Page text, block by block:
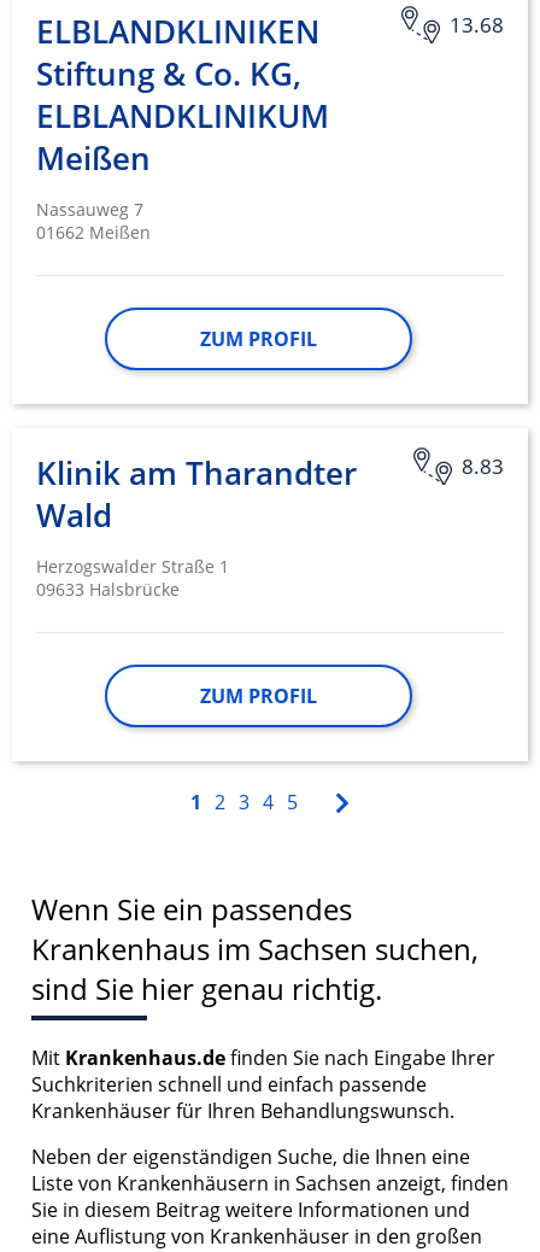
13.68
ELBLANDKLINIKEN
Stiftung & Co. KG,
ELBLANDKLINIKUM
Meißen
Nassauweg 7
01662 Meißen
ZUM PROFIL
8.83
Klinik am Tharandter
Wald
Herzogswalder Straße 1
09633 Halsbrücke
ZUM PROFIL
1 2 3 4 5
Wenn Sie ein passendes
Krankenhaus im Sachsen suchen,
sind Sie hier genau richtig.
Mit Krankenhaus.definden Sie nach Eingabe Ihrer
Suchkriterien schnell und einfach passende
Krankenhäuser für Ihren Behandlungswunsch.
Neben der eigenständigen Suche, die Ihnen eine
Liste von Krankenhäusern in Sachsen anzeigt, finden
Sie in diesem Beitrag weitere Informationen und
eine Auflistung von Krankenhäuser in den großen